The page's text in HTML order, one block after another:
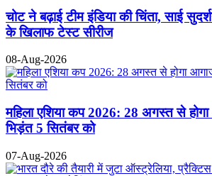
चोट ने बढ़ाई टीम इंडिया की चिंता, साई
के खिलाफ टेस्ट सीरीज
08-Aug-2026
महिला एशिया कप 2026: 28 अगस्त से
भिड़ंत 5 सितंबर को
07-Aug-2026